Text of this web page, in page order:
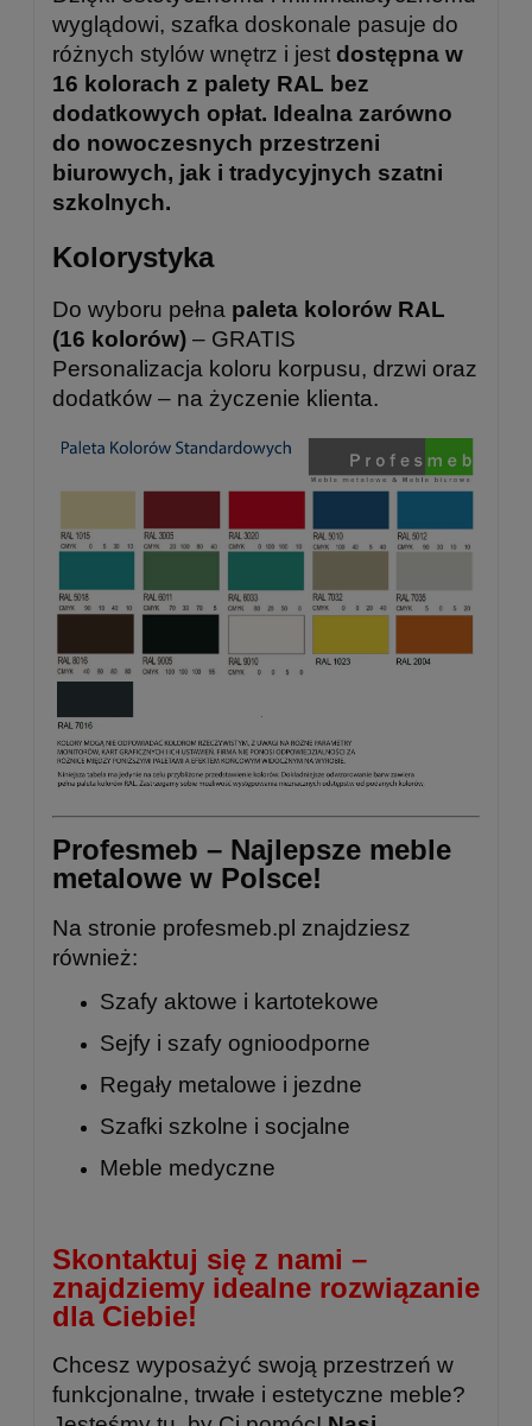
wyglądowi, szafka doskonale pasuje do
różnych stylów wnętrz i jest dostępna w
16 kolorach z palety RAL bez
dodatkowych opłat. Idealna zarówno
do nowoczesnych przestrzeni
biurowych, jak i tradycyjnych szatni
szkolnych.
Kolorystyka
Do wyboru pełna paleta kolorów RAL
(16 kolorów) – GRATIS
Personalizacja koloru korpusu, drzwi oraz
dodatków – na życzenie klienta.
Profesmeb – Najlepsze meble
metalowe w Polsce!
Na stronie profesmeb.pl znajdziesz
również:
Szafy aktowe i kartotekowe
Sejfy i szafy ognioodporne
Regały metalowe i jezdne
Szafki szkolne i socjalne
Meble medyczne
Skontaktuj się z nami –
znajdziemy idealne rozwiązanie
dla Ciebie!
Chcesz wyposażyć swoją przestrzeń w
funkcjonalne, trwałe i estetyczne meble?